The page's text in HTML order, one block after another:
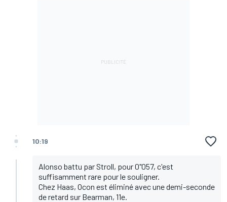
10:19
Alonso battu par Stroll, pour 0"057, c'est
suffisamment rare pour le souligner.
Chez Haas, Ocon est éliminé avec une demi-seconde
de retard sur Bearman, 11e.